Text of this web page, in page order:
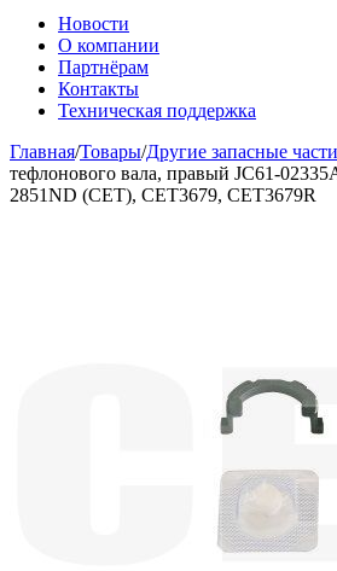
Новости
О компании
Партнёрам
Контакты
Техническая поддержка
Главная/Товары/Другие запасные части
тефлонового вала, правый JC61-
2851ND (CET), CET3679, CET3679R